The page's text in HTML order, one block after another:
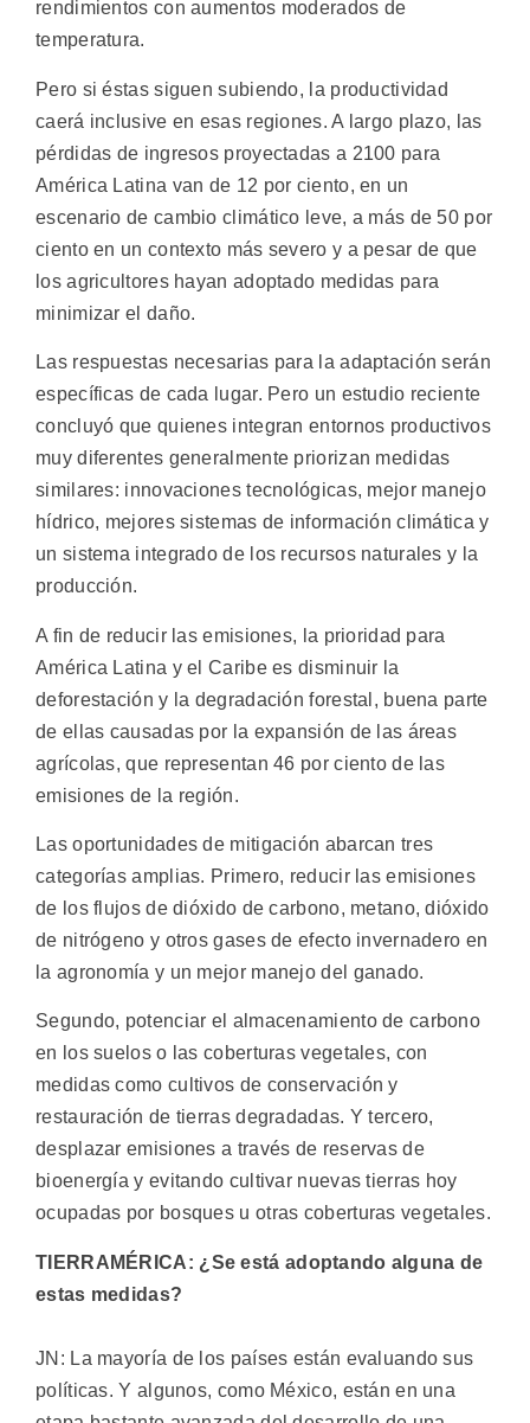
rendimientos con aumentos moderados de
temperatura.
Pero si éstas siguen subiendo, la productividad
caerá inclusive en esas regiones. A largo plazo, las
pérdidas de ingresos proyectadas a 2100 para
América Latina van de 12 por ciento, en un
escenario de cambio climático leve, a más de 50 por
ciento en un contexto más severo y a pesar de que
los agricultores hayan adoptado medidas para
minimizar el daño.
Las respuestas necesarias para la adaptación serán
específicas de cada lugar. Pero un estudio reciente
concluyó que quienes integran entornos productivos
muy diferentes generalmente priorizan medidas
similares: innovaciones tecnológicas, mejor manejo
hídrico, mejores sistemas de información climática y
un sistema integrado de los recursos naturales y la
producción.
A fin de reducir las emisiones, la prioridad para
América Latina y el Caribe es disminuir la
deforestación y la degradación forestal, buena parte
de ellas causadas por la expansión de las áreas
agrícolas, que representan 46 por ciento de las
emisiones de la región.
Las oportunidades de mitigación abarcan tres
categorías amplias. Primero, reducir las emisiones
de los flujos de dióxido de carbono, metano, dióxido
de nitrógeno y otros gases de efecto invernadero en
la agronomía y un mejor manejo del ganado.
Segundo, potenciar el almacenamiento de carbono
en los suelos o las coberturas vegetales, con
medidas como cultivos de conservación y
restauración de tierras degradadas. Y tercero,
desplazar emisiones a través de reservas de
bioenergía y evitando cultivar nuevas tierras hoy
ocupadas por bosques u otras coberturas vegetales.
TIERRAMÉRICA: ¿Se está adoptando alguna de
estas medidas?
JN: La mayoría de los países están evaluando sus
políticas. Y algunos, como México, están en una